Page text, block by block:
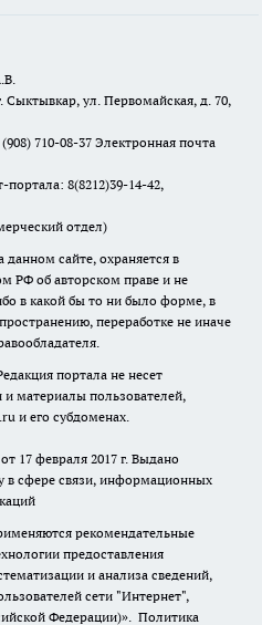
Сыктывкар, ул. Первомайская, д. 70,
710-08-37 Электронная почта
8(8212)39-14-42,
отдел)
сайте, охраняется в
РФ об авторском праве и не
в какой бы то ни было форме, в
переработке не иначе
портала не несет
и материалы пользователей,
и его субдоменах.
от 17 февраля 2017 г. Выдано
в сфере связи, информационных
рекомендательные
предоставления
и анализа сведений,
сети "Интернет",
Федерации)». Политика